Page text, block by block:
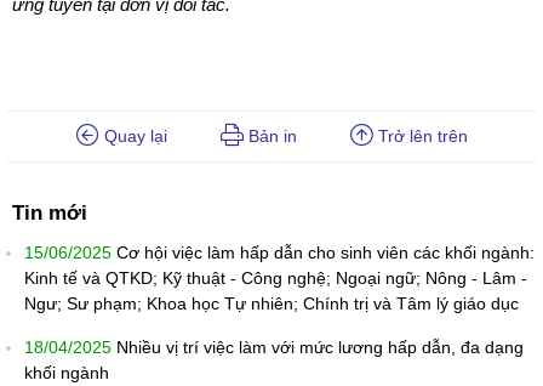
ứng tuyển tại đơn vị đối tác.
Quay lại Bản in Trở lên trên
Tin mới
15/06/2025 Cơ hội việc làm hấp dẫn cho sinh viên các khối ngành:
Kinh tế và QTKD; Kỹ thuật - Công nghệ; Ngoại ngữ; Nông - Lâm -
Ngư; Sư phạm; Khoa học Tự nhiên; Chính trị và Tâm lý giáo dục
18/04/2025 Nhiều vị trí việc làm với mức lương hấp dẫn, đa dạng
khối ngành